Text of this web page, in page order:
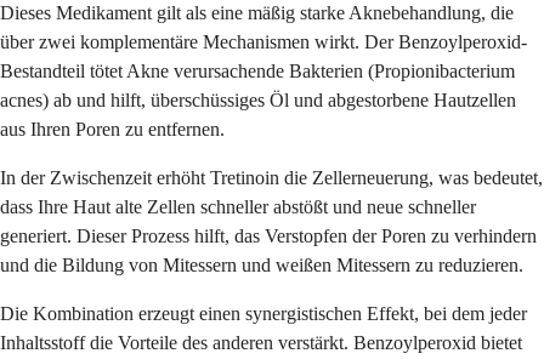
Dieses Medikament gilt als eine mäßig starke Aknebehandlung, die
über zwei komplementäre Mechanismen wirkt. Der Benzoylperoxid-
Bestandteil tötet Akne verursachende Bakterien (Propionibacterium
acnes) ab und hilft, überschüssiges Öl und abgestorbene Hautzellen
aus Ihren Poren zu entfernen.
In der Zwischenzeit erhöht Tretinoin die Zellerneuerung, was bedeutet,
dass Ihre Haut alte Zellen schneller abstößt und neue schneller
generiert. Dieser Prozess hilft, das Verstopfen der Poren zu verhindern
und die Bildung von Mitessern und weißen Mitessern zu reduzieren.
Die Kombination erzeugt einen synergistischen Effekt, bei dem jeder
Inhaltsstoff die Vorteile des anderen verstärkt. Benzoylperoxid bietet